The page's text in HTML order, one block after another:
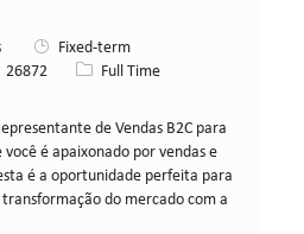
Fixed-term
Id
26872 Job Type
Full Time
de Vendas B2C para
você é apaixonado por vendas e
é a oportunidade perfeita para
do mercado com a